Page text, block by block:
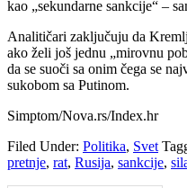
kao „sekundarne sankcije“ –
Analitičari zaključuju da
ako želi još jednu „mirovnu
da se suoči sa onim čega se
sukobom sa Putinom.
Simptom/Nova.rs/Index.hr
Filed Under: Politika, Svet
pretnje, rat, Rusija, sankcije,